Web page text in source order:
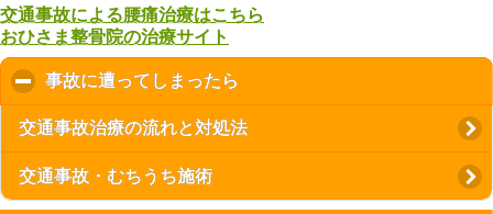
交通事故による腰痛治療はこちら
おひさま整骨院の治療サイト
事故に遭ってしまったら
交通事故治療の流れと対処法
交通事故・むちうち施術